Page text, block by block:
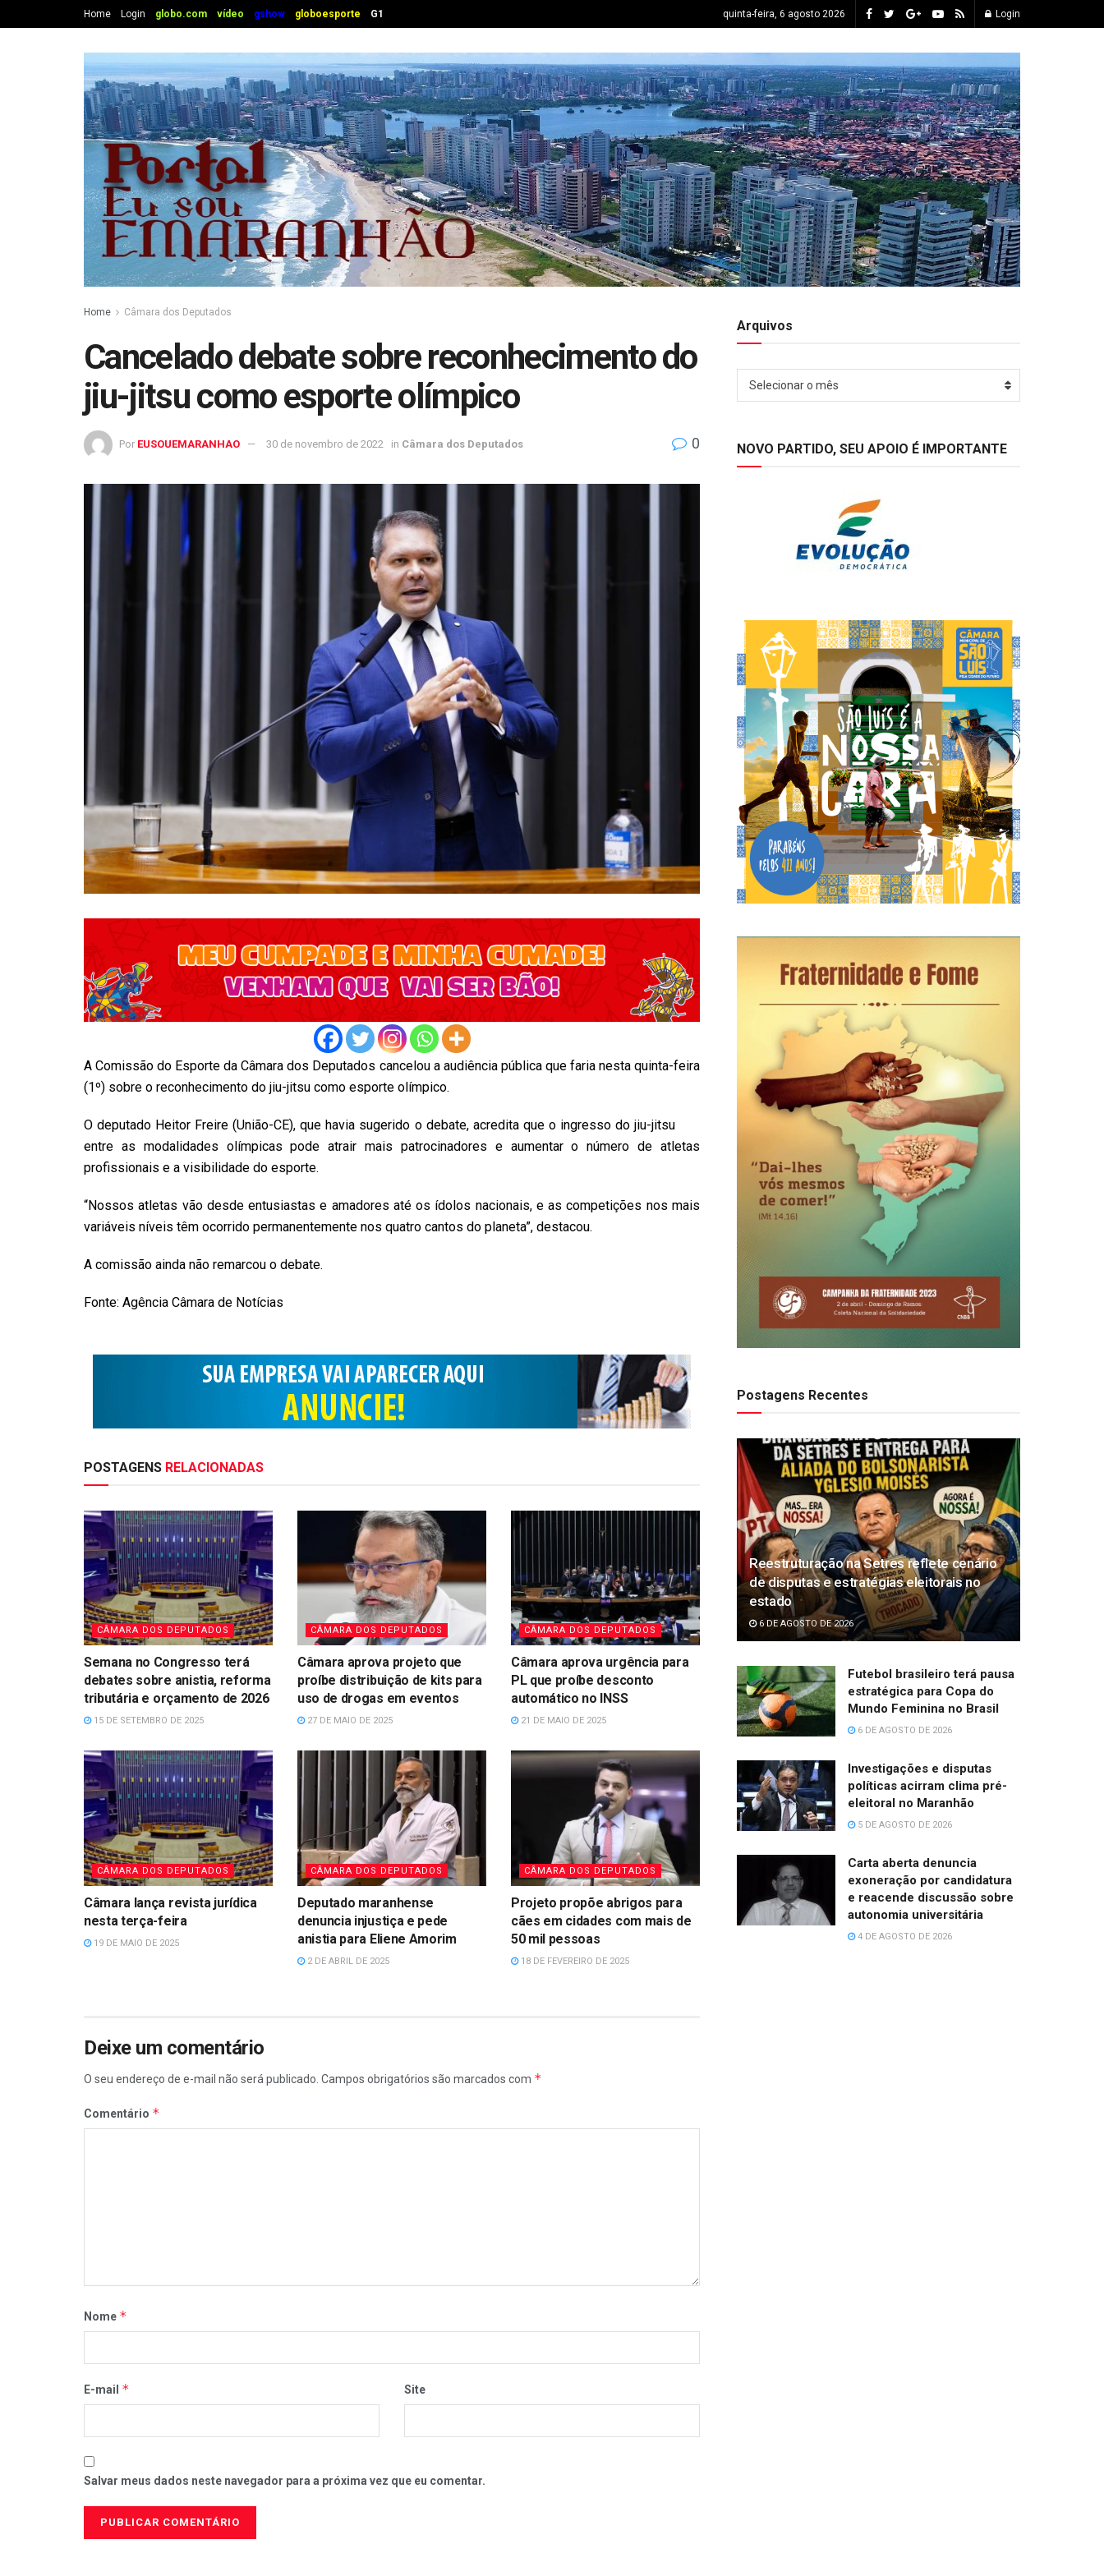
Home Login globo.com vídeo gshow globoesporte G1 quinta-feira, 6 agosto 2026 Login
Home Câmara dos Deputados
Cancelado debate sobre reconhecimento do
jiu-jitsu como esporte olímpico
Por EUSOUEMARANHAO 30 de novembro de 2022 in Câmara dos Deputados 0
A Comissão do Esporte da Câmara dos Deputados cancelou a audiência pública que faria nesta quinta-feira
(1º) sobre o reconhecimento do jiu-jitsu como esporte olímpico.
O deputado Heitor Freire (União-CE), que havia sugerido o debate, acredita que o ingresso do jiu-jitsu
entre as modalidades olímpicas pode atrair mais patrocinadores e aumentar o número de atletas
profissionais e a visibilidade do esporte.
“Nossos atletas vão desde entusiastas e amadores até os ídolos nacionais, e as competições nos mais
variáveis níveis têm ocorrido permanentemente nos quatro cantos do planeta”, destacou.
A comissão ainda não remarcou o debate.
Fonte: Agência Câmara de Notícias
POSTAGENS RELACIONADAS
CÂMARA DOS DEPUTADOS
Semana no Congresso terá
debates sobre anistia, reforma
tributária e orçamento de 2026
15 DE SETEMBRO DE 2025
CÂMARA DOS DEPUTADOS
Câmara aprova projeto que
proíbe distribuição de kits para
uso de drogas em eventos
27 DE MAIO DE 2025
CÂMARA DOS DEPUTADOS
Câmara aprova urgência para
PL que proíbe desconto
automático no INSS
21 DE MAIO DE 2025
CÂMARA DOS DEPUTADOS
Câmara lança revista jurídica
nesta terça-feira
19 DE MAIO DE 2025
CÂMARA DOS DEPUTADOS
Deputado maranhense
denuncia injustiça e pede
anistia para Eliene Amorim
2 DE ABRIL DE 2025
CÂMARA DOS DEPUTADOS
Projeto propõe abrigos para
cães em cidades com mais de
50 mil pessoas
18 DE FEVEREIRO DE 2025
Deixe um comentário
O seu endereço de e-mail não será publicado. Campos obrigatórios são marcados com *
Comentário *
Nome *
E-mail * Site
Salvar meus dados neste navegador para a próxima vez que eu comentar.
Arquivos
Selecionar o mês
NOVO PARTIDO, SEU APOIO É IMPORTANTE
Postagens Recentes
Reestruturação na Setres reflete cenário
de disputas e estratégias eleitorais no
estado
6 DE AGOSTO DE 2026
Futebol brasileiro terá pausa
estratégica para Copa do
Mundo Feminina no Brasil
6 DE AGOSTO DE 2026
Investigações e disputas
políticas acirram clima pré-
eleitoral no Maranhão
5 DE AGOSTO DE 2026
Carta aberta denuncia
exoneração por candidatura
e reacende discussão sobre
autonomia universitária
4 DE AGOSTO DE 2026